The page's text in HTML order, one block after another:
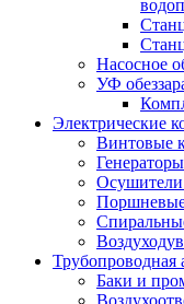
Насосное
УФ
Электрические
Винтовые
Генераторы
Осушители
Трубопроводная
Баки и